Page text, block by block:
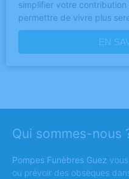
simplifier votre
permettre de vivre plus
EN
Qui sommes-nous
Pompes Funèbres Guez
ou prévoir des obsèques